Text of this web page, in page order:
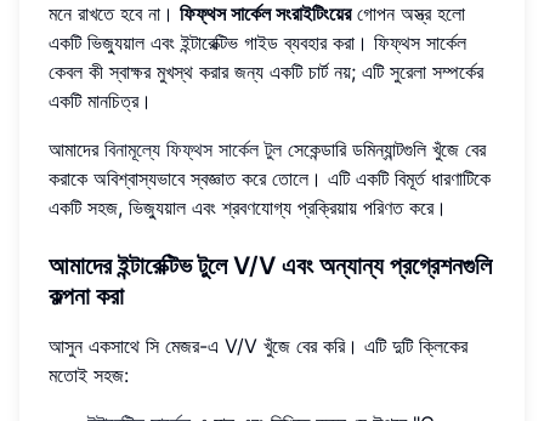
মনে রাখতে হবে না। ফিফ্থস সার্কেল সংরাইটিংয়েরগোপন অস্ত্র হলো
একটি ভিজ্যুয়াল এবং ইন্টারেক্টিভ গাইড ব্যবহার করা। ফিফ্থস সার্কেল
কেবল কী স্বাক্ষর মুখস্থ করার জন্য একটি চার্ট নয়; এটি সুরেলা সম্পর্কের
একটি মানচিত্র।
আমাদের বিনামূল্যে ফিফ্থস সার্কেল টুলসেকেন্ডারি ডমিন্যান্টগুলি খুঁজে বের
করাকে অবিশ্বাস্যভাবে স্বজ্ঞাত করে তোলে। এটি একটি বিমূর্ত ধারণাটিকে
একটি সহজ, ভিজ্যুয়াল এবং শ্রবণযোগ্য প্রক্রিয়ায় পরিণত করে।
আমাদের ইন্টারেক্টিভ টুলে V/V এবং অন্যান্য প্রগ্রেশনগুলি
কল্পনা করা
আসুন একসাথে সি মেজর-এ V/V খুঁজে বের করি। এটি দুটি ক্লিকের
মতোই সহজ: